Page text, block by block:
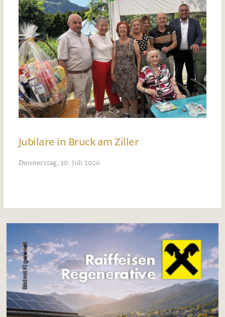
Jubilare in Bruck am Ziller
Donnerstag, 30. Juli 2026